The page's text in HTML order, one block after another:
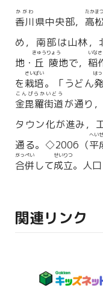
香川
かがわ
県中央部， 高
たかまつ
め，南部は山林，
地・ 丘陵
きゅうりょう
地で， 稲
いなさ
を栽培
さいばい
。「うどん
は
金毘羅街道
こんぴらかいどう
が通り
タウン化が進み，
通る。◇2006（平
へい
合併
がっぺい
して成立
せいりつ
。人
関連リンク